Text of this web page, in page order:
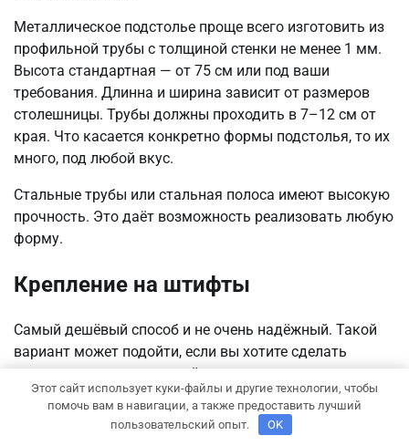
Металлическое подстолье проще всего изготовить из
профильной трубы с толщиной стенки не менее 1 мм.
Высота стандартная — от 75 см или под ваши
требования. Длинна и ширина зависит от размеров
столешницы. Трубы должны проходить в 7–12 см от
края. Что касается конкретно формы подстолья, то их
много, под любой вкус.
Стальные трубы или стальная полоса имеют высокую
прочность. Это даёт возможность реализовать любую
форму.
Крепление на штифты
Самый дешёвый способ и не очень надёжный. Такой
вариант может подойти, если вы хотите сделать
своими руками маленький столик из дерева.
Крепление ножек осуществляется на деревянные или
металлические штифты. В обоих случаях под
установку штифта сверлят отверстие в соединяемых
Этот сайт использует куки-файлы и другие технологии, чтобы
помочь вам в навигации, а также предоставить лучший
пользовательский опыт.
OK